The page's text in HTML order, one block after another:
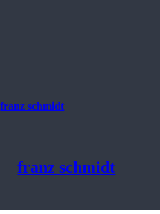
franz schmidt
franz schmidt